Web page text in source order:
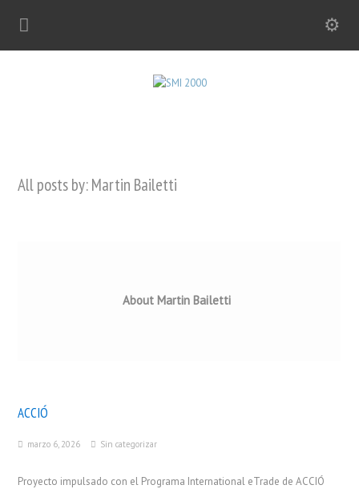
All posts by: Martin Bailetti
About Martin Bailetti
ACCIÓ
marzo 6, 2026 Sin categorizar
Proyecto impulsado con el Programa International eTrade de ACCIÓ